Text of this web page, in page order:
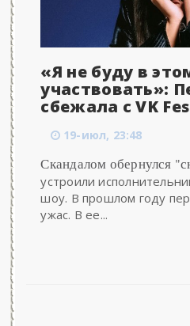
«Я не буду в
участвовать»:
сбежала с VK
19-июл, 23:48
Скандалом обернулся
устроили
шоу. В прошлом году
ужас. В ее...